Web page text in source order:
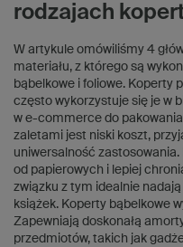
rodzajach
W artykule omówiliśmy 4
materiału, z którego są
bąbelkowe i foliowe. Koperty
często wykorzystuje się je w
w e-commerce do
zaletami jest niski koszt,
uniwersalność
od papierowych i lepiej
związku z tym idealnie nadają
książek. Koperty bąbelkowe
Zapewniają doskonałą
przedmiotów, takich jak